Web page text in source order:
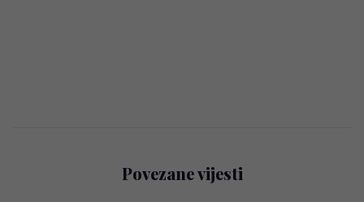
Povezane vijesti